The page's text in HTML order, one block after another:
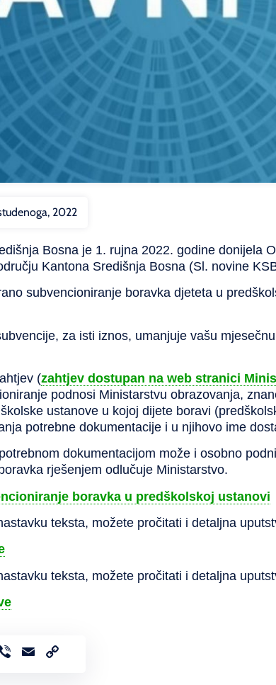
2022
Bosna je 1. rujna 2022. godine donijela
Kantona Središnja Bosna (Sl. novine
subvencioniranje boravka djeteta u
za isti iznos, umanjuje vašu
(zahtjev dostupan na web stranici
podnosi Ministarstvu obrazovanja,
ustanove u kojoj dijete boravi
potrebne dokumentacije i u njihovo ime
dokumentacijom može i osobno
rješenjem odlučuje Ministarstvo.
boravka u predškolskoj ustanovi
teksta, možete pročitati i detaljna
teksta, možete pročitati i detaljna
Viber Email